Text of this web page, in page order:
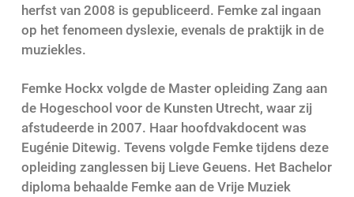
herfst van 2008 is gepubliceerd. Femke zal ingaan
op het fenomeen dyslexie, evenals de praktijk in de
muziekles.
Femke Hockx volgde de Master opleiding Zang aan
de Hogeschool voor de Kunsten Utrecht, waar zij
afstudeerde in 2007. Haar hoofdvakdocent was
Eugénie Ditewig. Tevens volgde Femke tijdens deze
opleiding zanglessen bij Lieve Geuens. Het Bachelor
diploma behaalde Femke aan de Vrije Muziek